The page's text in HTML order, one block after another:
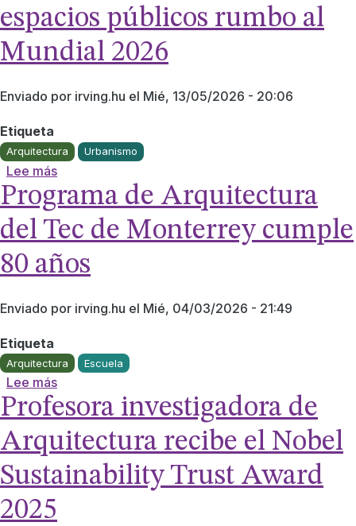
espacios públicos rumbo al
Mundial 2026
Enviado por irving.hu el Mié, 13/05/2026 - 20:06
Etiqueta
Arquitectura Urbanismo
Lee mássobre Estudiantes del Tec contribuyen a
Programa de Arquitectura
del Tec de Monterrey cumple
80 años
Enviado por irving.hu el Mié, 04/03/2026 - 21:49
Etiqueta
Arquitectura Escuela
Lee mássobre Programa de Arquitectura del Tec de
Profesora investigadora de
Arquitectura recibe el Nobel
Sustainability Trust Award
2025